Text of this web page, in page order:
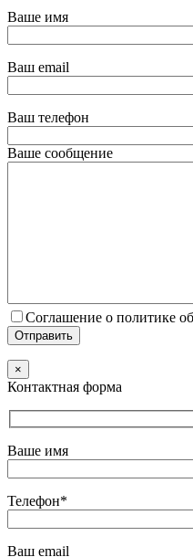
Ваше имя
Ваш email
Ваш телефон
Ваше сообщение
Соглашение о политике
×
Контактная форма
Ваше имя
Телефон*
Ваш email